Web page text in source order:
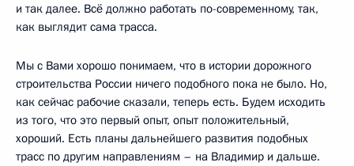
и так далее. Всё должно работать по-современному, так,
как выглядит сама трасса.
Мы с Вами хорошо понимаем, что в истории дорожного
строительства России ничего подобного пока не было. Но,
как сейчас рабочие сказали, теперь есть. Будем исходить
из того, что это первый опыт, опыт положительный,
хороший. Есть планы дальнейшего развития подобных
трасс по другим направлениям – на Владимир и дальше.